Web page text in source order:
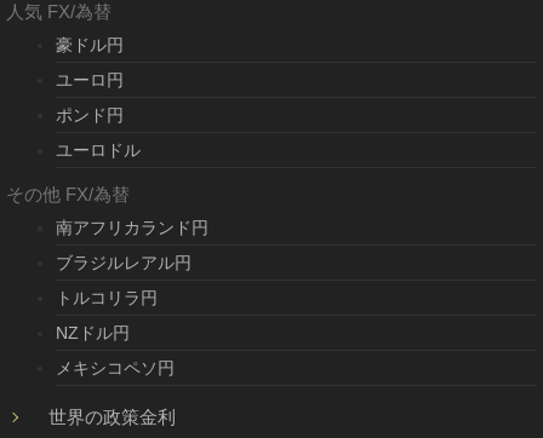
人気 FX/為替
豪ドル円
ユーロ円
ポンド円
ユーロドル
その他 FX/為替
南アフリカランド円
ブラジルレアル円
トルコリラ円
NZドル円
メキシコペソ円
世界の政策金利